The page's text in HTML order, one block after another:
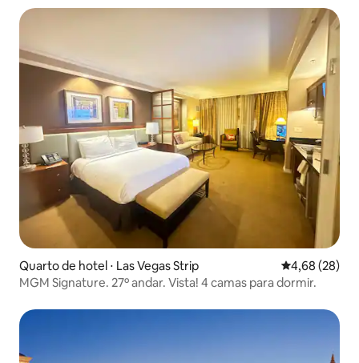
Quarto de hotel ⋅ Las Vegas Strip 4,68 de uma
4,68 (28)
MGM Signature. 27º andar. Vista! 4 camas para dormir.